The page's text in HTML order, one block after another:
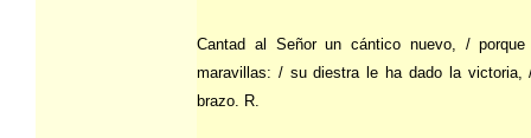
Cantad al Señor un cántico nuevo, /
maravillas: / su diestra le ha dado la victoria,
brazo. R.